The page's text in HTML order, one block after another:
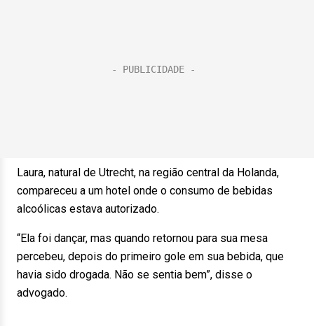
Laura, natural de Utrecht, na região central da Holanda,
compareceu a um hotel onde o consumo de bebidas
alcoólicas estava autorizado.
“Ela foi dançar, mas quando retornou para sua mesa
percebeu, depois do primeiro gole em sua bebida, que
havia sido drogada. Não se sentia bem”, disse o
advogado.